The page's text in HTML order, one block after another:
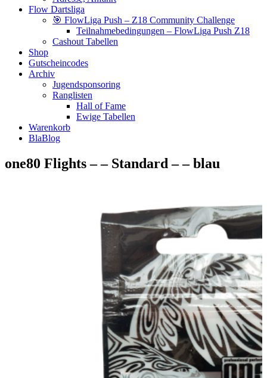
Flow Dartsliga
🎯 FlowLiga Push – Z18 Community Challenge
Teilnahmebedingungen – FlowLiga Push Z18
Cashout Tabellen
Shop
Gutscheincodes
Archiv
Jugendsponsoring
Ranglisten
Hall of Fame
Ewige Tabellen
Warenkorb
BlaBlog
one80 Flights – – Standard – – blau